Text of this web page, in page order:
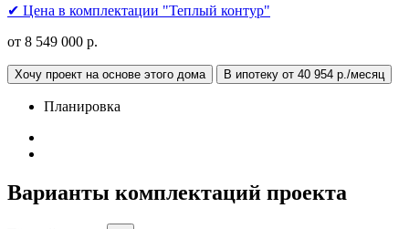
✔ Цена в комплектации "Теплый контур"
от 8 549 000 р.
Хочу проект на основе этого дома В ипотеку от 40 954 р./месяц
Планировка
Варианты комплектаций проекта